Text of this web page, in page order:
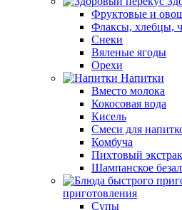
Фруктовые и
Флаксы, хлебцы,
Снеки
Вяленые ягоды
Орехи
Напитки
Вместо молока
Кокосовая вода
Кисель
Смеси для
Комбуча
Пихтовый
Шампанское
приготовления
Супы